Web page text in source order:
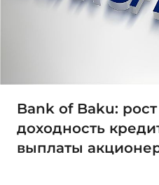
Bank of Baku:
доходность
выплаты